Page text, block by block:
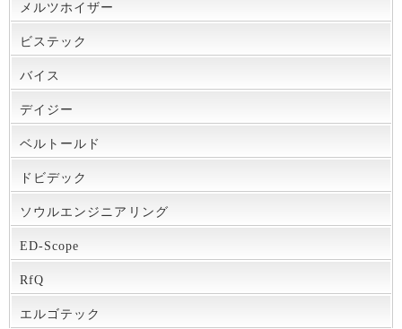
メルツホイザー
ビステック
バイス
デイジー
ベルトールド
ドビデック
ソウルエンジニアリング
ED-Scope
RfQ
エルゴテック